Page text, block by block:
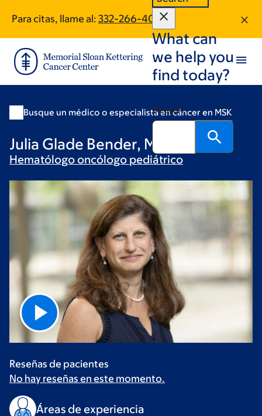
main
content
footer
Para citas, llame al: 332-266-4003
What can
we help you
find today?
Search
Busque un médico o especialista en cáncer en MSK
Julia Glade Bender, MD
Hematólogo oncólogo pediátrico
Reseñas de pacientes
No hay reseñas en este momento.
Áreas de experiencia